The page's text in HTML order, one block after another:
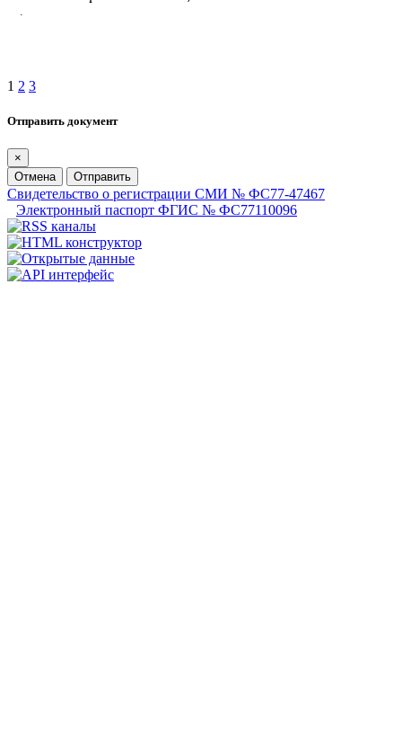
1 2 3
Отправить документ
×
Отмена
Отправить
Свидетельство о регистрации СМИ № ФС77-47467
Электронный паспорт ФГИС № ФС77110096